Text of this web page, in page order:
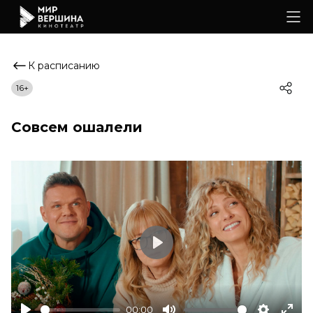
К расписанию
Совсем ошалели
16+
00:00
Play